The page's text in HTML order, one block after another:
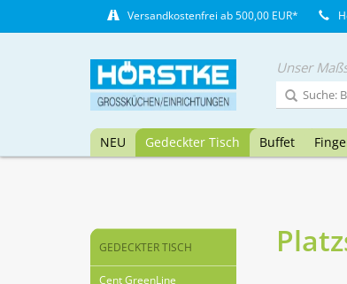
Versandkostenfrei ab 500,00 EUR*
Unser
NEU Gedeckter Tisch Buffet
GEDECKTER TISCH
Cent GreenLine